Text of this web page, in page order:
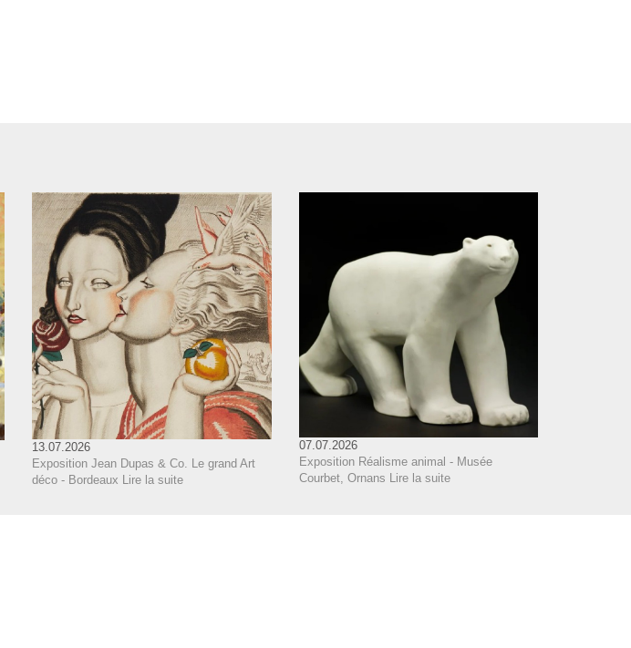
13.07.2026
Exposition Jean Dupas & Co. Le grand Art
déco - Bordeaux Lire la suite
07.07.2026
Exposition Réalisme animal - Musée
Courbet, Ornans
Lire la suite